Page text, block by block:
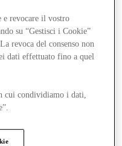
e revocare il vostro
su “Gestisci i Cookie”
revoca del consenso non
dati effettuato fino a quel
cui condividiamo i dati,